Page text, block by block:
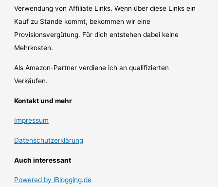
Verwendung von Affiliate Links. Wenn über diese Links ein
Kauf zu Stande kommt, bekommen wir eine
Provisionsvergütung. Für dich entstehen dabei keine
Mehrkosten.
Als Amazon-Partner verdiene ich an qualifizierten
Verkäufen.
Kontakt und mehr
Impressum
Datenschutzerklärung
Auch interessant
Powered by iBlogging.de